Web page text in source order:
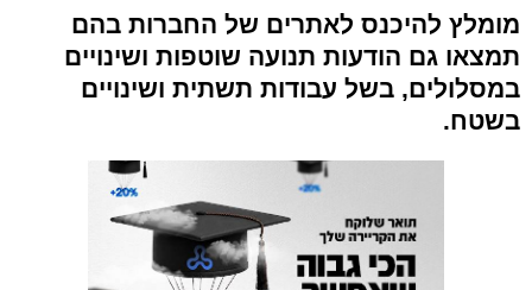
מומלץ להיכנס לאתרים של החברות בהם
תמצאו גם הודעות תנועה שוטפות ושינויים
במסלולים, בשל עבודות תשתית ושינויים
בשטח.